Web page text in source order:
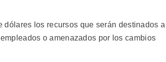
los recursos que serán destinados a
o amenazados por los cambios